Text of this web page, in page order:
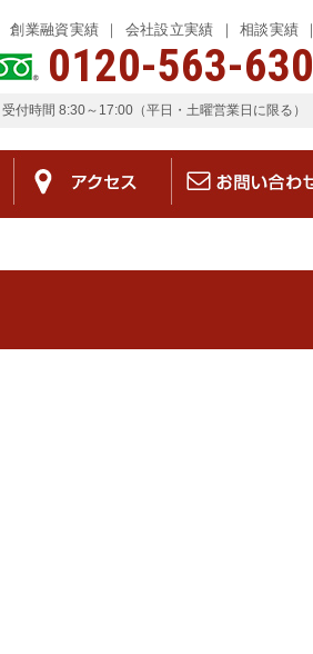
創業融資実績 会社設立実績 相談実績
0120-563-630
受付時間 8:30～17:00（平日・土曜営業日に限る）